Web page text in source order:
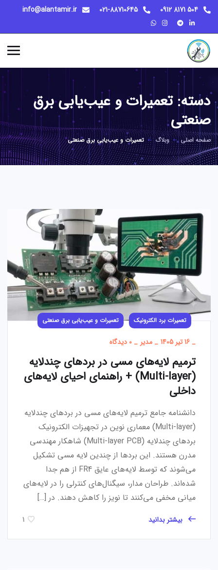
021-88710645
دسته:تعمیرات و عیب‌یابی برق
صنعتی
صفحه اصلی وبلاگ تعمیرات و عیب‌یابی برق صنعتی
تعمیرات برد الکترونیک تعمیرات و عیب‌یابی برق صنعتی
_ 16 تیر 1405 _ مدیر _ 0 دیدگاه
ترمیم لایه‌های مسی در بردهای چندلایه
(Multi-layer) + راهنمای احیای لایه‌های
داخلی
دانشنامه جامع ترمیم لایه‌های مسی در بردهای چندلایه
(Multi-layer) معماری نوین در تجهیزات الکترونیک
بردهای چندلایه (Multi-layer PCB) شاهکار مهندسی
مدرن هستند. این بردها از چندین لایه مسی تشکیل
می‌شوند که توسط لایه‌های عایق FR4 از هم جدا
شده‌اند. طراحان مدار، سیگنال‌های کنترلی را در لایه‌های
میانی مخفی می‌کنند تا نویز را کاهش دهند. در […]
بیشتر بدانید 1